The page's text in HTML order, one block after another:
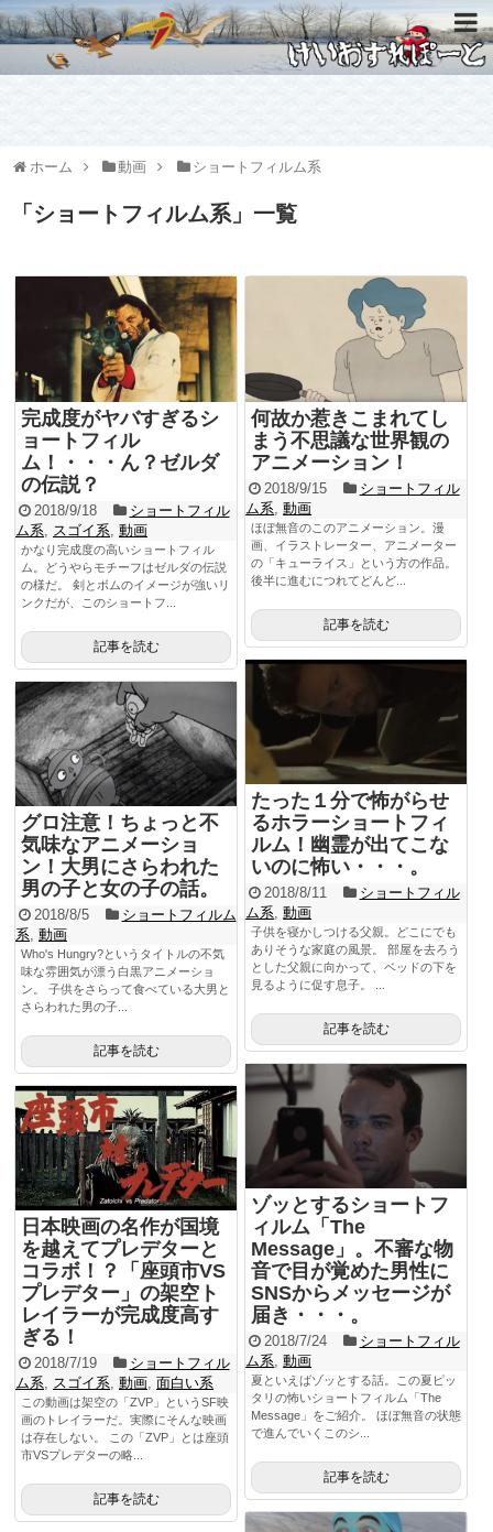
ホーム 動画 ショートフィルム系
「 ショートフィルム系 」 一覧
完成度がヤバすぎるシ
ョートフィル
ム！・・・ん？ゼルダ
の伝説？
2018/9/18
ショートフィル
ム系
スゴイ系 動画
かなり完成度の高いショートフィル
ム。どうやらモチーフはゼルダの伝説
の様だ。 剣とボムのイメージが強いリ
ンクだが、このショートフ...
記事を読む
何故か惹きこまれてし
まう不思議な世界観の
アニメーション！
2018/9/15
ショートフィル
ム系 ,動画
ほぼ無音のこのアニメーション。漫
画、イラストレーター、アニメーター
の「キューライス」という方の作品。
後半に進むにつれてどんど...
記事を読む
たった１分で怖がらせ
るホラーショートフィ
ルム！幽霊が出てこな
いのに怖い・・・。
2018/8/11
ショートフィル
ム系 ,動画
子供を寝かしつける父親。どこにでも
ありそうな家庭の風景。 部屋を去ろう
とした父親に向かって、ベッドの下を
見るように促す息子。 ...
記事を読む
グロ注意！ちょっと不
気味なアニメーショ
ン！大男にさらわれた
男の子と女の子の話。
2018/8/5
ショートフィルム
系 動画
Who's Hungry?というタイトルの不気
味な雰囲気が漂う白黒アニメーショ
ン。 子供をさらって食べている大男と
さらわれた男の子...
記事を読む
ゾッとするショートフ
ィルム「The
Message」。不審な物
音で目が覚めた男性に
SNSからメッセージが
届き・・・。
2018/7/24
ショートフィル
ム系 ,動画
夏といえばゾッとする話。この夏ピッ
タリの怖いショートフィルム「The
Message」をご紹介。 ほぼ無音の状態
で進んでいくこのシ...
記事を読む
日本映画の名作が国境
を越えてプレデターと
コラボ！？「座頭市VS
プレデター」の架空ト
レイラーが完成度高す
ぎる！
2018/7/19
ショートフィル
ム系
スゴイ系 動画 面白い系
この動画は架空の「ZVP」というSF映
画のトレイラーだ。実際にそんな映画
は存在しない。 この「ZVP」とは座頭
市VSプレデターの略...
記事を読む